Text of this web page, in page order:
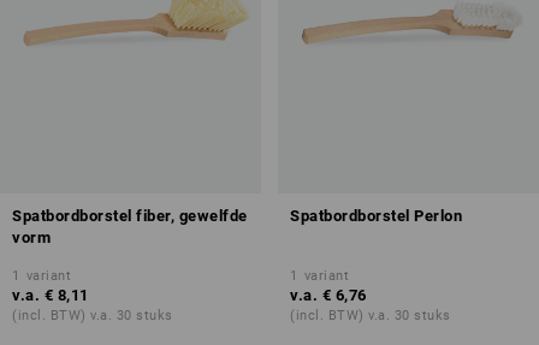
Spatbordborstel fiber, gewelfde
vorm
1 variant
v.a. € 8,11
(incl. BTW) v.a. 30 stuks
Spatbordborstel Perlon
1 variant
v.a. € 6,76
(incl. BTW) v.a. 30 stuks